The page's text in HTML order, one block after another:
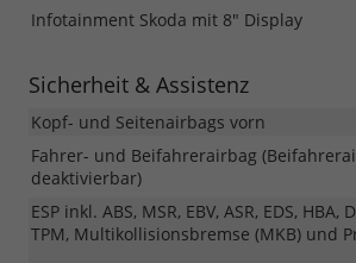
Infotainment Skoda mit 8" Display
Sicherheit & Assistenz
Kopf- und Seitenairbags vorn
Fahrer- und Beifahrerairbag
deaktivierbar)
ESP inkl. ABS, MSR, EBV, ASR, EDS, HBA,
TPM, Multikollisionsbremse (MKB) und